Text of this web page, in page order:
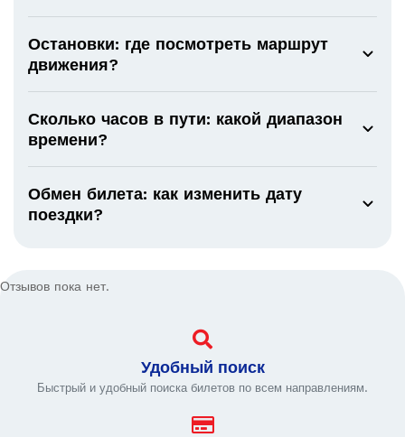
Остановки: где посмотреть маршрут
движения?
Сколько часов в пути: какой диапазон
времени?
Обмен билета: как изменить дату
поездки?
Отзывов пока нет.
Удобный поиск
Быстрый и удобный поиска билетов по всем направлениям.